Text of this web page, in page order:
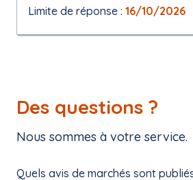
Limite de réponse : 16/10/2026
Des questions ?
Nous sommes à votre service.
Quels avis de marchés sont